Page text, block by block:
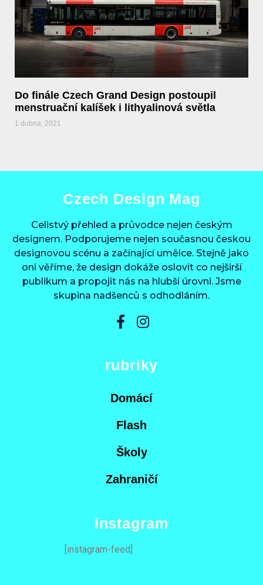
Do finále Czech Grand Design postoupil
menstruační kalíšek i lithyalinová světla
1 dubna, 2021
Czech Design Mag
Celistvý přehled a průvodce nejen českým
designem. Podporujeme nejen současnou českou
designovou scénu a začínající umělce. Stejně jako
oni věříme, že design dokáže oslovit co nejširší
publikum a propojit nás na hlubší úrovni. Jsme
skupina nadšenců s odhodláním.
rubriky
Domácí
Flash
Školy
Zahraničí
instagram
[instagram-feed]